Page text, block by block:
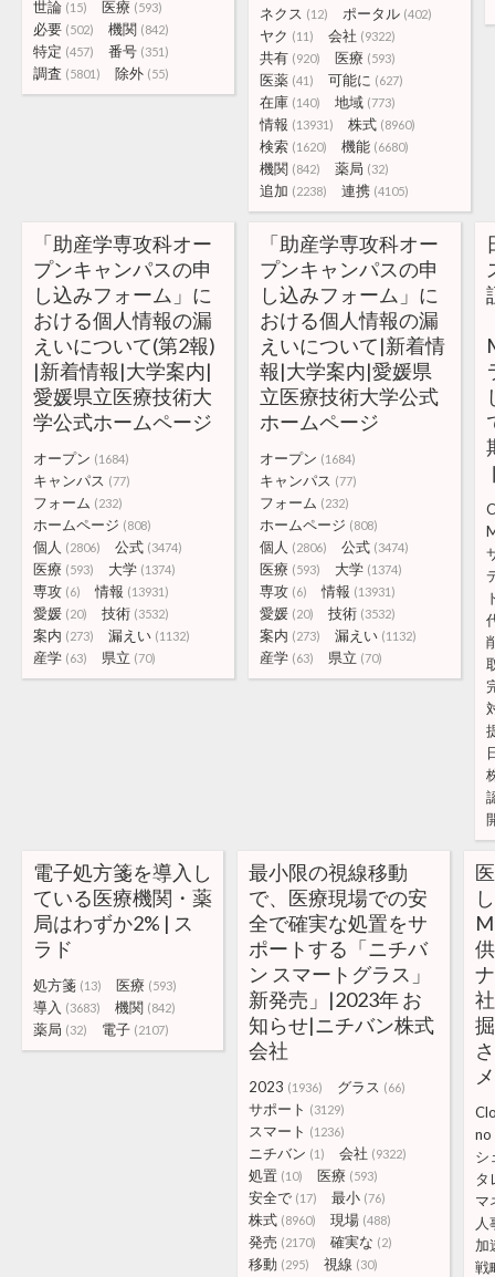
世論 (15) 医療 (593)
必要 (502) 機関 (842)
特定 (457) 番号 (351)
調査 (5801) 除外 (55)
ネクス (12) ポータル (402)
ヤク (11) 会社 (9322)
共有 (920) 医療 (593)
医薬 (41) 可能に (627)
在庫 (140) 地域 (773)
情報 (13931) 株式 (8960)
検索 (1620) 機能 (6680)
機関 (842) 薬局 (32)
追加 (2238) 連携 (4105)
「助産学専攻科オー
プンキャンパスの申
し込みフォーム」に
おける個人情報の漏
えいについて(第2報)
|新着情報|大学案内|
愛媛県立医療技術大
学公式ホームページ
オープン (1684)
キャンパス (77)
フォーム (232)
ホームページ (808)
個人 (2806) 公式 (3474)
医療 (593) 大学 (1374)
専攻 (6) 情報 (13931)
愛媛 (20) 技術 (3532)
案内 (273) 漏えい (1132)
産学 (63) 県立 (70)
「助産学専攻科オー
プンキャンパスの申
し込みフォーム」に
おける個人情報の漏
えいについて|新着情
報|大学案内|愛媛県
立医療技術大学公式
ホームページ
オープン (1684)
キャンパス (77)
フォーム (232)
ホームページ (808)
個人 (2806) 公式 (3474)
医療 (593) 大学 (1374)
専攻 (6) 情報 (13931)
愛媛 (20) 技術 (3532)
案内 (273) 漏えい (1132)
産学 (63) 県立 (70)
電子処方箋を導入し
ている医療機関・薬
局はわずか2% | ス
ラド
処方箋 (13) 医療 (593)
導入 (3683) 機関 (842)
薬局 (32) 電子 (2107)
最小限の視線移動
で、医療現場での安
全で確実な処置をサ
ポートする「ニチバ
ン スマートグラス」
新発売」|2023年 お
知らせ|ニチバン株式
会社
2023 (1936) グラス (66)
サポート (3129)
スマート (1236)
ニチバン (1) 会社 (9322)
処置 (10) 医療 (593)
安全で (17) 最小 (76)
株式 (8960) 現場 (488)
発売 (2170) 確実な (2)
移動 (295) 視線 (30)
no
シ
タ
マ
人
加
戦